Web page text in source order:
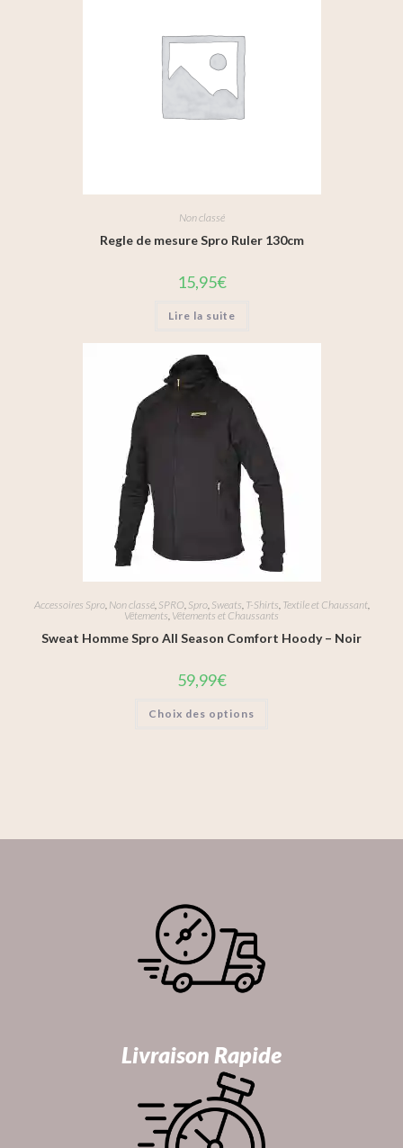
Non classé
Regle de mesure Spro Ruler 130cm
15,95€
Lire la suite
Accessoires Spro, Non classé, SPRO, Spro, Sweats T-Shirts Textile et Chaussant,
Vêtements Vêtements et Chaussants
Sweat Homme Spro All Season Comfort Hoody – Noir
59,99€
Choix des options
Livraison Rapide